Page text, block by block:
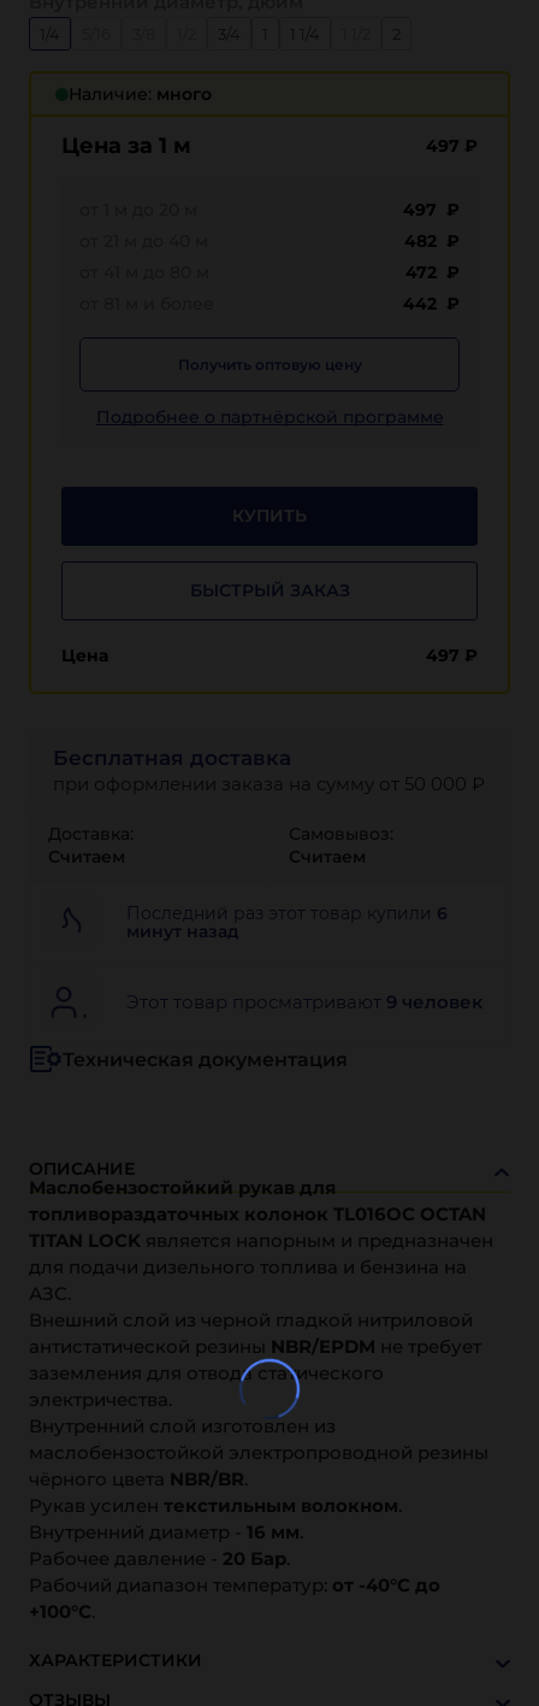
Наличие: много
Цена за 1 м 497 ₽
497 ₽
482 ₽
472 ₽
442 ₽
Получить оптовую цену
Подробнее о партнёрской программе
КУПИТЬ
БЫСТРЫЙ ЗАКАЗ
Цена 497 ₽
Бесплатная доставка
при оформлении заказа на сумму от 50 000 ₽
Доставка:
Считаем
Самовывоз:
Считаем
Последний раз этот товар купили 6
минут назад
Этот товар просматривают 9 человек
Техническая документация
3/4
ОПИСАНИЕ
Маслобензостойкий рукав для
топливораздаточных колонок TL016OC OCTAN
TITAN LOCK является напорным и предназначен
для подачи дизельного топлива и бензина на
АЗС.
Внешний слой из черной гладкой нитриловой
антистатической резины NBR/EPDM не требует
заземления для отвода статического
электричества.
Внутренний слой изготовлен из
маслобензостойкой электропроводной резины
чёрного цвета NBR/BR.
Рукав усилен текстильным волокном.
Внутренний диаметр - 16 мм.
Рабочее давление - 20 Бар.
Рабочий диапазон температур: от -40°C до
+100°C.
ХАРАКТЕРИСТИКИ
ОТЗЫВЫ